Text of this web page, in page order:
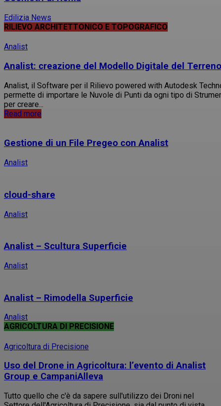
Edilizia News
RILIEVO ARCHITETTONICO E TOPOGRAFICO
Analist
Analist: creazione del Modello Digitale del Terreno
Analist, il Software per il Rilievo powered with Autodesk
permette di importare le Nuvole di Punti da ogni tipo di
per creare...
Read more
Gestione di un File Pregeo con Analist
Analist
cloud-share
Analist
Analist – Scultura Superficie
Analist
Analist – Rimodella Superficie
Analist
AGRICOLTURA DI PRECISIONE
Agricoltura di Precisione
Uso del Drone in Agricoltura: l’evento di Analist
Group e CampaniAlleva
Tutto quello che c'è da sapere sull'utilizzo dei Droni nel